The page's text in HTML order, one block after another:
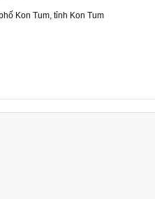
Kon Tum, tỉnh Kon Tum